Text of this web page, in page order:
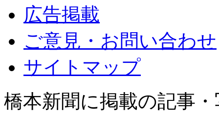
広告掲載
ご意見・お問い合わせ
サイトマップ
橋本新聞に掲載の記事